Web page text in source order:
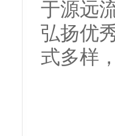
于源远
弘扬优
式多样